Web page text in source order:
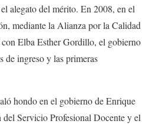
alegato del mérito. En 2008, en el
mediante la Alianza por la Calidad
Elba Esther Gordillo, el gobierno
de ingreso y las primeras
hondo en el gobierno de Enrique
Servicio Profesional Docente y el